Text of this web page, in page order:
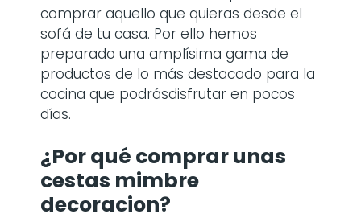
comprar aquello que quieras desde el
sofá de tu casa. Por ello hemos
preparado una amplísima gama de
productos de lo más destacado para la
cocina que podrásdisfrutar en pocos
días.
¿Por qué comprarunas
cestas mimbre
decoracion?